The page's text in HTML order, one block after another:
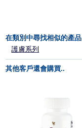
在類別中尋找相似的產品
護膚系列
其他客戶還會購買..